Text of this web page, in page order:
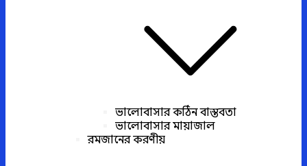
ভালোবাসার কঠিন বাস্তবতা
ভালোবাসার মায়াজাল
রমজানের করণীয়